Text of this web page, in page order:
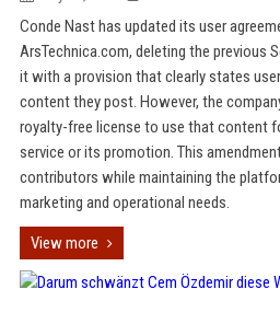
Conde Nast has updated its user
ArsTechnica.com, deleting the previous
it with a provision that clearly states
content they post. However, the
royalty-free license to use that content
service or its promotion. This
contributors while maintaining the
marketing and operational needs.
View more